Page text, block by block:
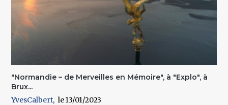
"Normandie – de Merveilles en Mémoire", à "Explo", à
Brux...
YvesCalbert
13/01/2023